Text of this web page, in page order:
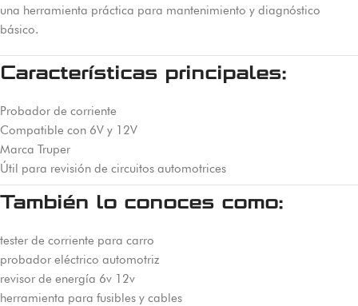
una herramienta práctica para mantenimiento y diagnóstico
básico.
Características principales:
Probador de corriente
Compatible con 6V y 12V
Marca Truper
Útil para revisión de circuitos automotrices
También lo conoces como:
tester de corriente para carro
probador eléctrico automotriz
revisor de energía 6v 12v
herramienta para fusibles y cables